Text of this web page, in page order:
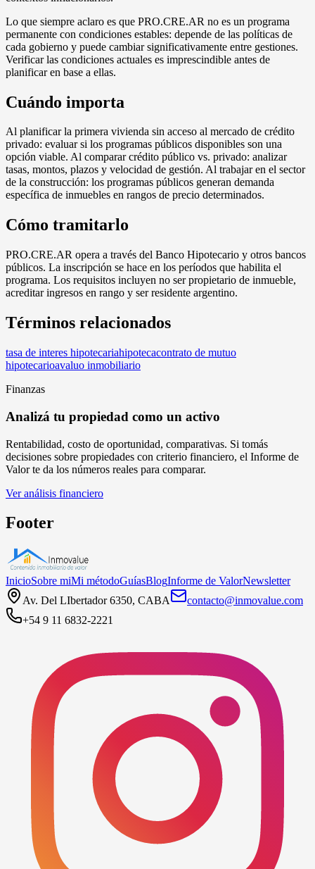
Lo que siempre aclaro es que PRO.CRE.AR no es un programa
permanente con condiciones estables: depende de las políticas de
cada gobierno y puede cambiar significativamente entre gestiones.
Verificar las condiciones actuales es imprescindible antes de
planificar en base a ellas.
Cuándo importa
Al planificar la primera vivienda sin acceso al mercado de crédito
privado: evaluar si los programas públicos disponibles son una
opción viable. Al comparar crédito público vs. privado: analizar
tasas, montos, plazos y velocidad de gestión. Al trabajar en el sector
de la construcción: los programas públicos generan demanda
específica de inmuebles en rangos de precio determinados.
Cómo tramitarlo
PRO.CRE.AR opera a través del Banco Hipotecario y otros bancos
públicos. La inscripción se hace en los períodos que habilita el
programa. Los requisitos incluyen no ser propietario de inmueble,
acreditar ingresos en rango y ser residente argentino.
Términos relacionados
tasa de interes hipotecariahipotecacontrato de mutuo
hipotecarioavaluo inmobiliario
Finanzas
Analizá tu propiedad como un activo
Rentabilidad, costo de oportunidad, comparativas. Si tomás
decisiones sobre propiedades con criterio financiero, el Informe de
Valor te da los números reales para comparar.
Ver análisis financiero
Footer
InicioSobre miMi métodoGuíasBlogInforme de ValorNewsletter
Av. Del LIbertador 6350, CABA
contacto@inmovalue.com
+54 9 11 6832-2221